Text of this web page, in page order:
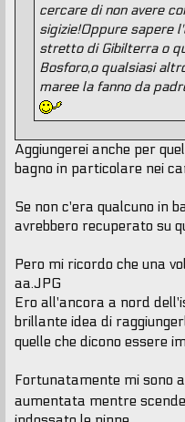
cercare di non avere
sigizie!Oppure sapere
stretto di Gibilterra o
Bosforo,o qualsiasi
maree la fanno da
Aggiungerei anche per
bagno in particolare nei
Se non c'era qualcuno in
avrebbero recuperato su
Pero mi ricordo che una
aa.JPG
Ero all'ancora a nord
brillante idea di
quelle che dicono essere
Fortunatamente mi sono
aumentata mentre